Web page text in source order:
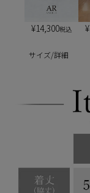
¥14,300税込 ¥
サイズ/詳細